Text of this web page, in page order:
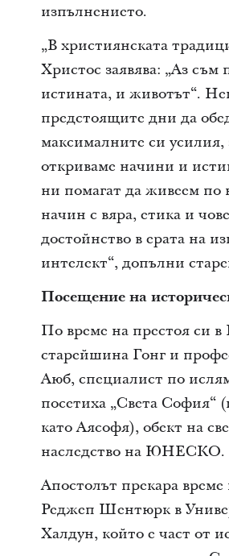
изпълнението.
„В християнската
Христос заявява: „Аз съм
истината, и животът“.
предстоящите дни да
максималните си усилия,
откриваме начини и
ни помагат да живеем по
начин с вяра, етика и
достойнство в ерата на
интелект“, допълни
Посещение на
По време на престоя си в
старейшина Гонг и
Аюб, специалист по
посетиха „Света София“
като Аясофя), обект на
наследство на ЮНЕСКО.
Апостолът прекара
Реджеп Шентюрк в
Халдун, който е част от